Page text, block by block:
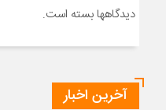
دیدگاهها بسته است.
آخرین اخبار